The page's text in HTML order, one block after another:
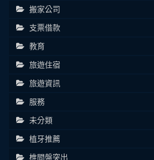
搬家公司
支票借款
教育
旅遊住宿
旅遊資訊
服務
未分類
植牙推薦
椎間盤突出